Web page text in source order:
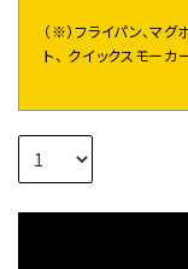
（※）フライパン、マグ
ト、 クイックスモーカ